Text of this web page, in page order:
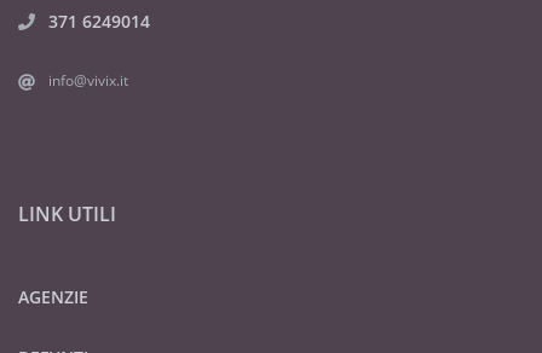
371 6249014
info@vivix.it
LINK UTILI
AGENZIE